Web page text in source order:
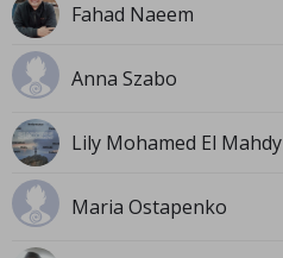
Fahad Naeem
Anna Szabo
Lily Mohamed El Mahdy
Maria Ostapenko